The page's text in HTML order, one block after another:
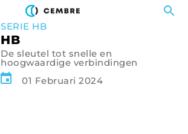
SERIE HB
HB
De sleutel tot snelle en
hoogwaardige verbindingen
01 Februari 2024